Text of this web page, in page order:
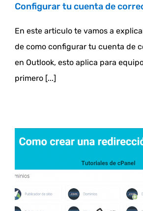
Configurar tu cuenta de
En este articulo te vamos a
de como configurar tu cuenta de
en Outlook, esto aplica para
primero [...]